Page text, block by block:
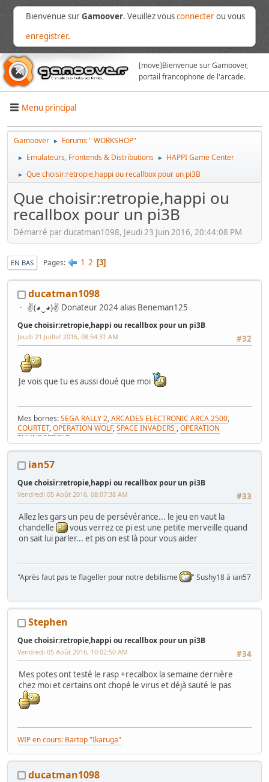
Bienvenue surGamoover. Veuillez vousconnecterou vous
enregistrer.
[move]Bienvenue sur Gamoover,
portail francophone de l'arcade.
Menu principal
Gamoover ► Forums " WORKSHOP"
► Emulateurs, Frontends & Distributions ► HAPPI Game Center
► Que choisir:retropie,happi ou recallbox pour un pi3B
Que choisir:retropie,happi ou
recallbox pour un pi3B
Démarré par ducatman1098, Jeudi 23 Juin 2016, 20:44:08 PM
EN BAS Pages 1 2 3
ducatman1098
✌(◕‿◕)✌ Donateur 2024 alias Beneman125
Que choisir:retropie,happi ou recallbox pour un pi3B
#32
Jeudi 21 Juillet 2016, 08:54:31 AM
Je vois que tu es aussi doué que moi
Mes bornes:SEGA RALLY 2,ARCADES ELECTRONIC ARCA 2500,
COURTET,OPERATION WOLF,SPACE INVADERS ,OPERATION
THUNDERBOLT
et
mon enseigne SEGA
Ma René Pierre minie
ian57
Que choisir:retropie,happi ou recallbox pour un pi3B
#33
Vendredi 05 Août 2016, 08:07:38 AM
Allez les gars un peu de persévérance... le jeu en vaut la
chandelle
vous verrez ce pi est une petite merveille quand
on sait lui parler... et pis on est là pour vous aider
"Après faut pas te flageller pour notre debilisme " Sushy18 à ian57
Stephen
Que choisir:retropie,happi ou recallbox pour un pi3B
#34
Vendredi 05 Août 2016, 10:02:50 AM
Mes potes ont testé le rasp +recalbox la semaine dernière
chez moi et certains ont chopé le virus et déjà sauté le pas
WIP en cours: Bartop "Ikaruga"
ducatman1098